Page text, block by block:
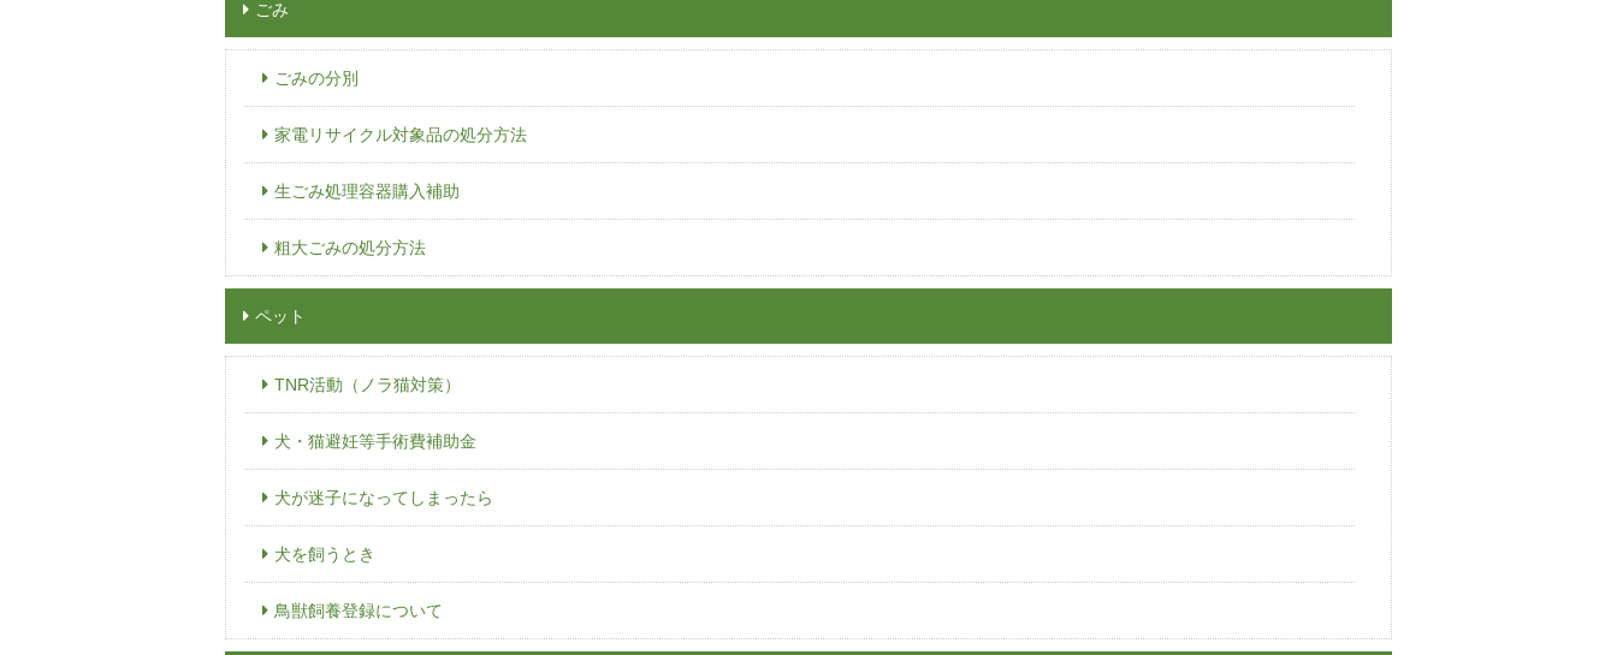
ごみ
ごみの分別
家電リサイクル対象品の処分方法
生ごみ処理容器購入補助
粗大ごみの処分方法
ペット
TNR活動（ノラ猫対策）
犬・猫避妊等手術費補助金
犬が迷子になってしまったら
犬を飼うとき
鳥獣飼養登録について